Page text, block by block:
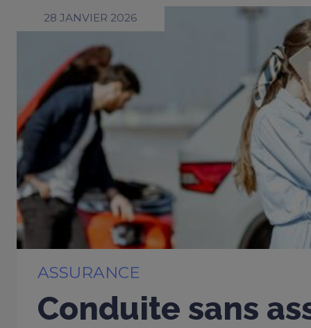
28 JANVIER 2026
ASSURANCE
Conduite sans